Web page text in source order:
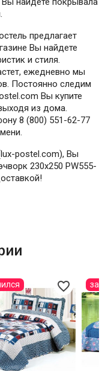
предлагает
Вы найдете
и стиля.
ежедневно мы
Постоянно следим
Вы купите
из дома.
8 (800) 551-62-77
postel.com), Вы
230х250 PW555-
favorite_border